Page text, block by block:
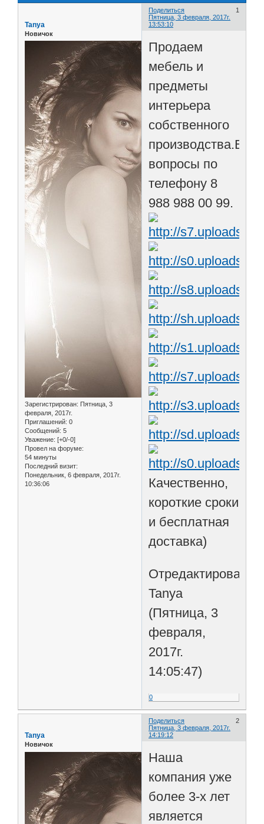
Поделиться
1
Пятница, 3 февраля, 2017г.
13:53:10
Tanya
Новичок
Зарегистрирован: Пятница, 3
февраля, 2017г.
Приглашений: 0
Сообщений: 5
Уважение: [+0/-0]
Провел на форуме:
54 минуты
Последний визит:
Понедельник, 6 февраля, 2017г.
10:36:06
Продаем
мебель и
предметы
интерьера
собственного
производства.Все
вопросы по
телефону 8
988 988 00 99.
Качественно,
короткие сроки
и бесплатная
доставка)
Отредактировано
Tanya
(Пятница, 3
февраля,
2017г.
14:05:47)
0
Поделиться
2
Пятница, 3 февраля, 2017г.
14:19:12
Tanya
Новичок
Наша
компания уже
более 3-х лет
является